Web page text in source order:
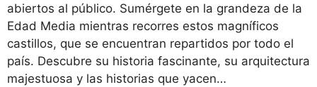
abiertos al público. Sumérgete en la grandeza de la
Edad Media mientras recorres estos magníficos
castillos, que se encuentran repartidos por todo el
país. Descubre su historia fascinante, su arquitectura
majestuosa y las historias que yacen…